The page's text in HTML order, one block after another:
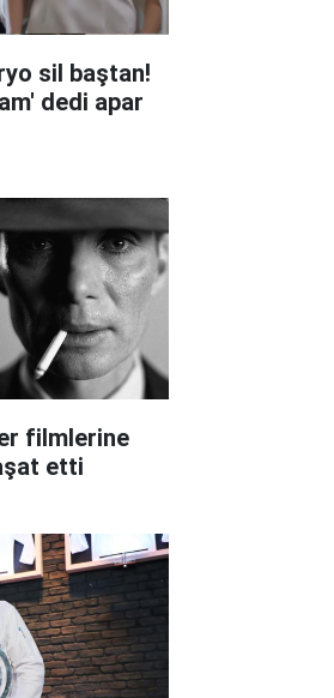
sil baştan!
dedi apar
filmlerine
etti